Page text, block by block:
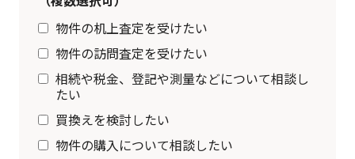
物件の机上査定を受けたい
物件の訪問査定を受けたい
相続や税金、登記や測量などについて相談し
たい
買換えを検討したい
物件の購入について相談したい